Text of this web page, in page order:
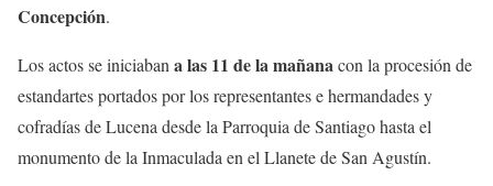
Concepción.
Los actos se iniciaban a las 11 de la mañanacon la procesión de
estandartes portados por los representantes e hermandades y
cofradías de Lucena desde la Parroquia de Santiago hasta el
monumento de la Inmaculada en el Llanete de San Agustín.